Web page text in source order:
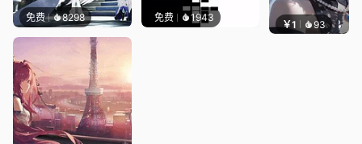
免费 8298 免费 1943
￥1 93 辰东